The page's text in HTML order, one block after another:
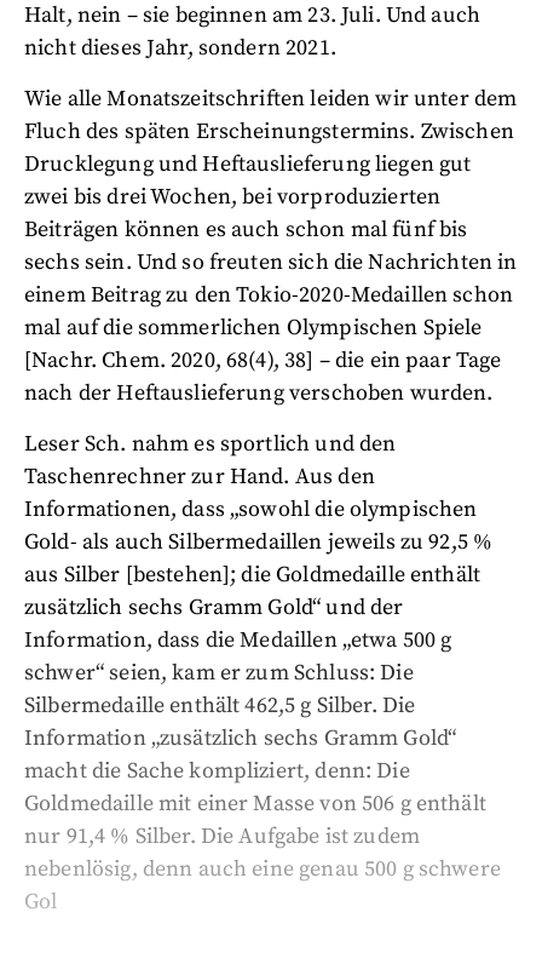
Halt, nein – sie beginnen am 23. Juli. Und auch
nicht dieses Jahr, sondern 2021.
Wie alle Monatszeitschriften leiden wir unter dem
Fluch des späten Erscheinungstermins. Zwischen
Drucklegung und Heftauslieferung liegen gut
zwei bis drei Wochen, bei vorproduzierten
Beiträgen können es auch schon mal fünf bis
sechs sein. Und so freuten sich die Nachrichten in
einem Beitrag zu den Tokio-2020-Medaillen schon
mal auf die sommerlichen Olympischen Spiele
[Nachr. Chem. 2020, 68(4), 38] – die ein paar Tage
nach der Heftauslieferung verschoben wurden.
Leser Sch. nahm es sportlich und den
Taschenrechner zur Hand. Aus den
Informationen, dass „sowohl die olympischen
Gold- als auch Silbermedaillen jeweils zu 92,5 %
aus Silber [bestehen]; die Goldmedaille enthält
zusätzlich sechs Gramm Gold“ und der
Information, dass die Medaillen „etwa 500 g
schwer“ seien, kam er zum Schluss: Die
Silbermedaille enthält 462,5 g Silber. Die
Information „zusätzlich sechs Gramm Gold“
macht die Sache kompliziert, denn: Die
Goldmedaille mit einer Masse von 506 g enthält
nur 91,4 % Silber. Die Aufgabe ist zudem
nebenlösig, denn auch eine genau 500 g schwere
Gol